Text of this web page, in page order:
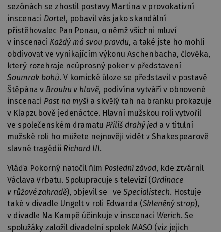
sezónách se zhostil postavy Martina v provokativní
inscenaci Dortel, pobavil vás jako skandální
přistěhovalec Pan Ponau, o němž všichni mluví
v inscenaci Každý má svou pravdu, a také jste ho mohli
obdivovat ve vynikajícím výkonu Aschenbacha, člověka,
který rozehraje neúprosný poker v představení
Soumrak bohů. V komické úloze se představil v postavě
Štěpána v Brouku v hlavě, podivína vytváří v obnovené
inscenaci Past na myšia skvělý tah na branku prokazuje
v Klapzubově jedenáctce. Hlavní mužskou roli vytvořil
ve společenském dramatu Příliš drahý jed a v titulní
mužské roli ho můžete nejnověji vidět v Shakespearově
slavné tragédii Richard III.
Vláďa Pokorný natočil film Poslední závod, kde ztvárnil
Václava Vrbatu. Spolupracuje s televizí (Ordinace
v růžové zahradě), objevil se i ve Specialistech. Hostuje
také v divadle Ungelt v roli Edwarda (Skleněný strop),
v divadle Na Kampě účinkuje v inscenaci Werich. Se
spolužáky založil divadelní spolek MASO (viz jejich